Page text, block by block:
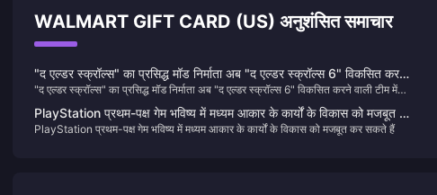
WALMART GIFT CARD (US) अनुशंसित समाचार
"द एल्डर स्क्रॉल्स" का प्रसिद्ध मॉड निर्माता अब "द एल्डर स्क्रॉल्स 6" विकसित करने
वाली टीम में शामिल हो गया है।
"द एल्डर स्क्रॉल्स" का प्रसिद्ध मॉड निर्माता अब "द एल्डर स्क्रॉल्स 6" विकसित करने वाली टीम में
PlayStation प्रथम-पक्ष गेम भविष्य में मध्यम आकार के कार्यों के विकास को मजबूत कर
सकते हैं
PlayStation प्रथम-पक्ष गेम भविष्य में मध्यम आकार के कार्यों के विकास को मजबूत कर सकते हैं